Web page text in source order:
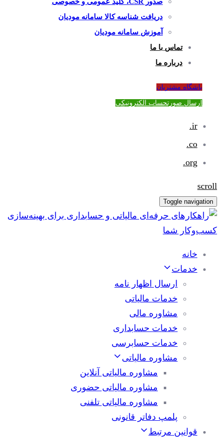
دریافت شناسه کالا سامانه مودیان
آموزش سامانه مودیان
تماس با ما
درباره ما
باشگاه مشتریان
ارسال صورتحساب الکترونیکی
ir.
co.
org.
scroll
Toggle navigation
خانه
خدمات
ارسال اظهار نامه
خدمات مالیاتی
مشاوره مالی
خدمات حسابداری
خدمات حسابرسی
مشاوره مالیاتی
مشاوره مالیاتی آنلاین
مشاوره مالیاتی حضوری
مشاوره مالیاتی تلفنی
پلمپ دفاتر قانونی
قوانین مرتبط